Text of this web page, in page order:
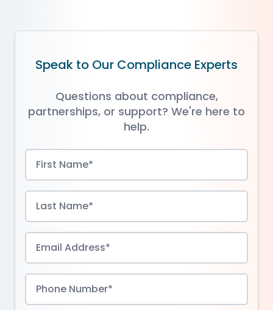
Speak to Our Compliance Experts
Questions about compliance,
partnerships, or support? We're here to
help.